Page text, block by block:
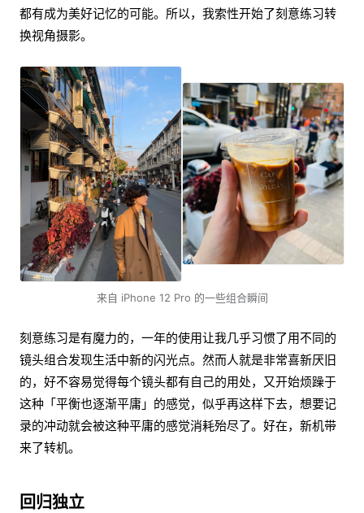
都有成为美好记忆的可能。所以，我索性开始了刻意练习转
换视角摄影。
来自 iPhone 12 Pro 的一些组合瞬间
刻意练习是有魔力的，一年的使用让我几乎习惯了用不同的
镜头组合发现生活中新的闪光点。然而人就是非常喜新厌旧
的，好不容易觉得每个镜头都有自己的用处，又开始烦躁于
这种「平衡也逐渐平庸」的感觉，似乎再这样下去，想要记
录的冲动就会被这种平庸的感觉消耗殆尽了。好在，新机带
来了转机。
回归独立